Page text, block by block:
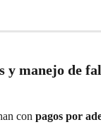
y manejo de
con pagos por